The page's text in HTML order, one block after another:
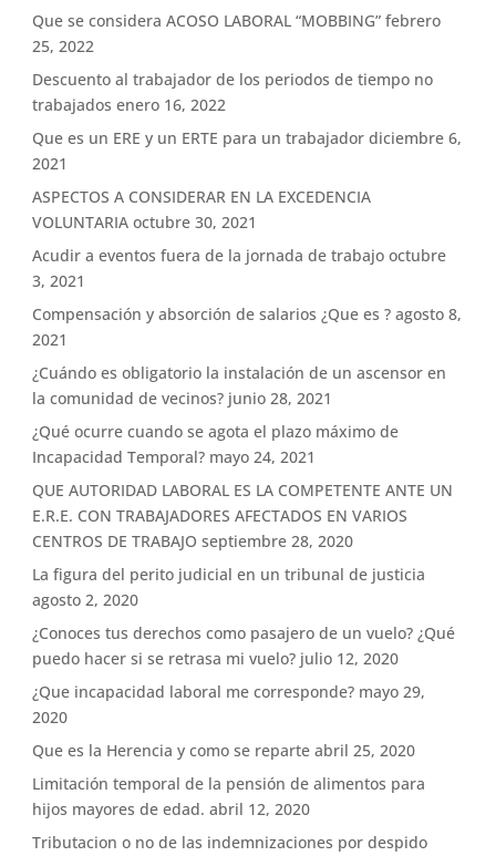
Que se considera ACOSO LABORAL “MOBBING” febrero
25, 2022
Descuento al trabajador de los periodos de tiempo no
trabajados enero 16, 2022
Que es un ERE y un ERTE para un trabajador diciembre 6,
2021
ASPECTOS A CONSIDERAR EN LA EXCEDENCIA
VOLUNTARIA octubre 30, 2021
Acudir a eventos fuera de la jornada de trabajo octubre
3, 2021
Compensación y absorción de salarios ¿Que es ? agosto 8,
2021
¿Cuándo es obligatorio la instalación de un ascensor en
la comunidad de vecinos? junio 28, 2021
¿Qué ocurre cuando se agota el plazo máximo de
Incapacidad Temporal? mayo 24, 2021
QUE AUTORIDAD LABORAL ES LA COMPETENTE ANTE UN
E.R.E. CON TRABAJADORES AFECTADOS EN VARIOS
CENTROS DE TRABAJO septiembre 28, 2020
La figura del perito judicial en un tribunal de justicia
agosto 2, 2020
¿Conoces tus derechos como pasajero de un vuelo? ¿Qué
puedo hacer si se retrasa mi vuelo? julio 12, 2020
¿Que incapacidad laboral me corresponde? mayo 29,
2020
Que es la Herencia y como se reparte abril 25, 2020
Limitación temporal de la pensión de alimentos para
hijos mayores de edad. abril 12, 2020
Tributacion o no de las indemnizaciones por despido